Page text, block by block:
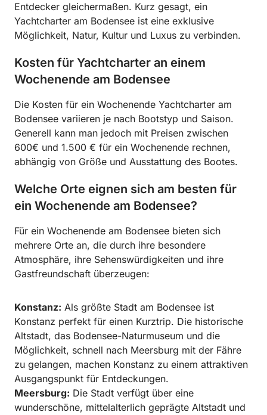
Entdecker gleichermaßen. Kurz gesagt, ein
Yachtcharter am Bodensee ist eine exklusive
Möglichkeit, Natur, Kultur und Luxus zu verbinden.
Kosten für Yachtcharter an einem
Wochenende am Bodensee
Die Kosten für ein Wochenende Yachtcharter am
Bodensee variieren je nach Bootstyp und Saison.
Generell kann man jedoch mit Preisen zwischen
600€ und 1.500 € für ein Wochenende rechnen,
abhängig von Größe und Ausstattung des Bootes.
Welche Orte eignen sich am besten für
ein Wochenende am Bodensee?
Für ein Wochenende am Bodensee bieten sich
mehrere Orte an, die durch ihre besondere
Atmosphäre, ihre Sehenswürdigkeiten und ihre
Gastfreundschaft überzeugen:
Konstanz: Als größte Stadt am Bodensee ist
Konstanz perfekt für einen Kurztrip. Die historische
Altstadt, das Bodensee-Naturmuseum und die
Möglichkeit, schnell nach Meersburg mit der Fähre
zu gelangen, machen Konstanz zu einem attraktiven
Ausgangspunkt für Entdeckungen.
Meersburg: Die Stadt verfügt über eine
wunderschöne, mittelalterlich geprägte Altstadt und